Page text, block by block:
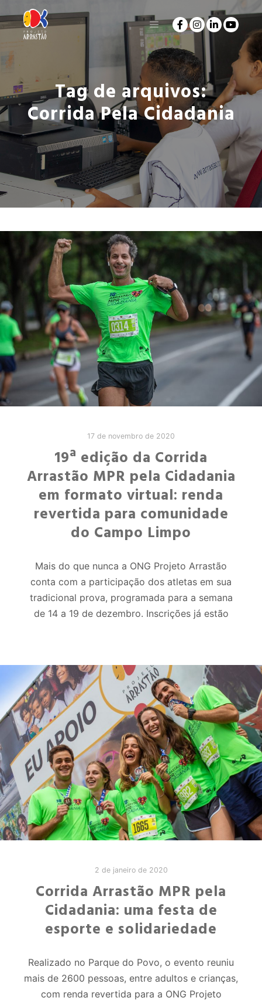
Tag de arquivos:
Corrida Pela Cidadania
17 de novembro de 2020
19ª edição da Corrida
Arrastão MPR pela Cidadania
em formato virtual: renda
revertida para comunidade
do Campo Limpo
Mais do que nunca a ONG Projeto Arrastão
conta com a participação dos atletas em sua
tradicional prova, programada para a semana
de 14 a 19 de dezembro. Inscrições já estão
2 de janeiro de 2020
Corrida Arrastão MPR pela
Cidadania: uma festa de
esporte e solidariedade
Realizado no Parque do Povo, o evento reuniu
mais de 2600 pessoas, entre adultos e crianças,
com renda revertida para a ONG Projeto